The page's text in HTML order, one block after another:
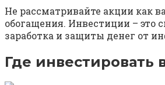
Не рассматривайте акции как
обогащения. Инвестиции – это
заработка и защиты денег от
Где инвестировать